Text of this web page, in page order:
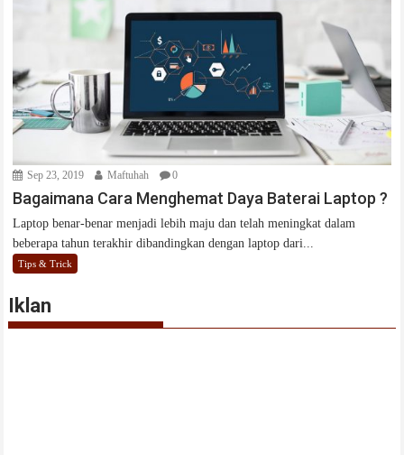
Sep 23, 2019 Maftuhah 0
Bagaimana Cara Menghemat Daya Baterai Laptop ?
Laptop benar-benar menjadi lebih maju dan telah meningkat dalam
beberapa tahun terakhir dibandingkan dengan laptop dari...
Tips & Trick
Iklan